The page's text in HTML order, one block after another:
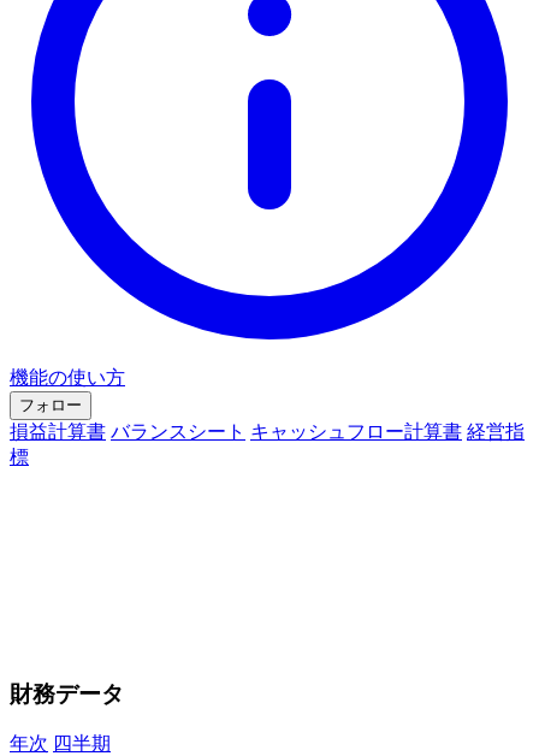
機能の使い方
フォロー
損益計算書 バランスシート キャッシュフロー計算書 経営指
標
財務データ
年次 四半期